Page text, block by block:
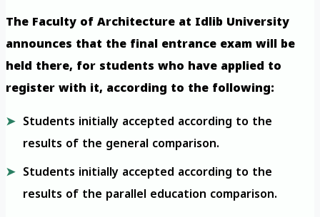
The Faculty of Architecture at Idlib University
announces that the final entrance exam will be
held there, for students who have applied to
register with it, according to the following:
Students initially accepted according to the
results of the general comparison.
Students initially accepted according to the
results of the parallel education comparison.